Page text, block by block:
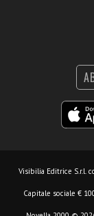
Visibilia Editrice S.r.l.
Capitale sociale €